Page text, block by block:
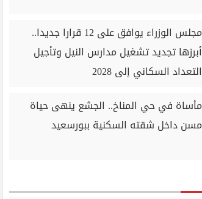
مجلس الوزراء يوافق على 12 قرارا جديدا..
أبرزها تجديد تشغيل مدارس النيل وتأجيل
التعداد السكاني إلى 2028
مأساة في حي المناخ.. الجشع ينهى حياة
مسن داخل شقته السكنية ببورسعيد